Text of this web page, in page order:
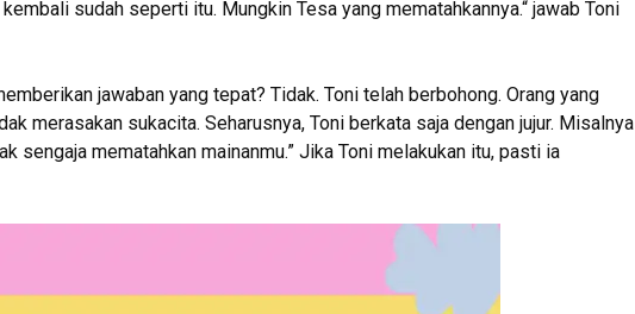
sudah seperti itu. Mungkin Tesa yang mematahkannya.“ jawab Toni
jawaban yang tepat? Tidak. Toni telah berbohong. Orang yang
merasakan sukacita. Seharusnya, Toni berkata saja dengan jujur. Misalnya
sengaja mematahkan mainanmu.” Jika Toni melakukan itu, pasti ia